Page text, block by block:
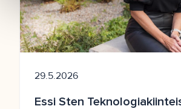
29.5.2026
Essi Sten